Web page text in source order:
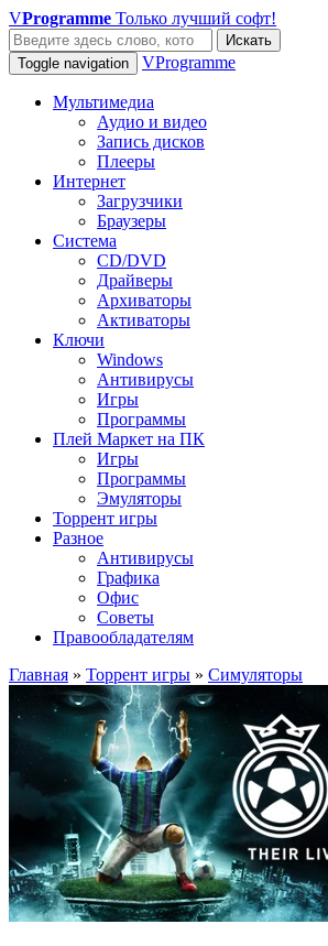
VProgramme Только лучший софт!
Искать
Toggle navigation
VProgramme
Мультимедиа
Аудио и видео
Запись дисков
Плееры
Интернет
Загрузчики
Браузеры
Система
CD/DVD
Драйверы
Архиваторы
Активаторы
Ключи
Windows
Антивирусы
Игры
Программы
Плей Маркет на ПК
Игры
Программы
Эмуляторы
Торрент игры
Разное
Антивирусы
Графика
Офис
Советы
Правообладателям
Главная » Торрент игры » Симуляторы